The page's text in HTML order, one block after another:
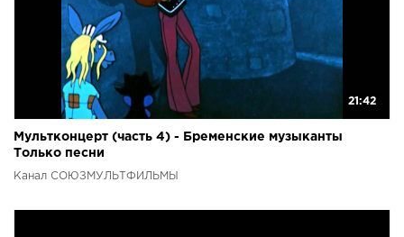
21:42
Мультконцерт (часть 4) - Бременские музыканты
Только песни
Канал СОЮЗМУЛЬТФИЛЬМЫ